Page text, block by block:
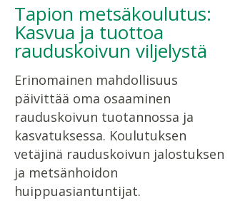
Tapion metsäkoulutus:
Kasvua ja tuottoa
rauduskoivun viljelystä
Erinomainen mahdollisuus
päivittää oma osaaminen
rauduskoivun tuotannossa ja
kasvatuksessa. Koulutuksen
vetäjinä rauduskoivun jalostuksen
ja metsänhoidon
huippuasiantuntijat.